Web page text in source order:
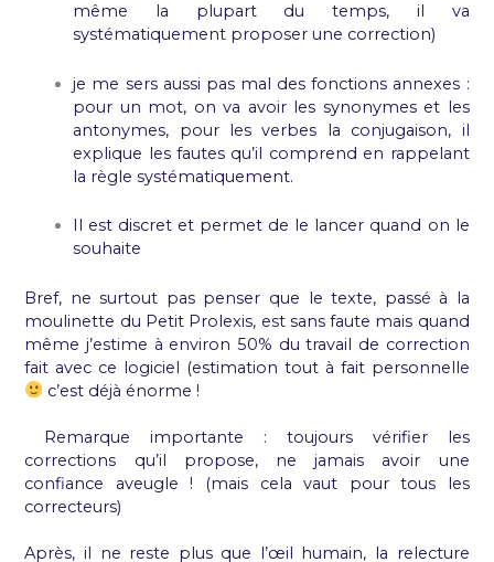
même la plupart du temps, il va
systématiquement proposer une correction)
je me sers aussi pas mal des fonctions annexes :
pour un mot, on va avoir les synonymes et les
antonymes, pour les verbes la conjugaison, il
explique les fautes qu’il comprend en rappelant
la règle systématiquement.
Il est discret et permet de le lancer quand on le
souhaite
Bref, ne surtout pas penser que le texte, passé à la
moulinette du Petit Prolexis, est sans faute mais quand
même j’estime à environ 50% du travail de correction
fait avec ce logiciel (estimation tout à fait personnelle
c’est déjà énorme !
Remarque importante : toujours vérifier les
corrections qu’il propose, ne jamais avoir une
confiance aveugle ! (mais cela vaut pour tous les
correcteurs)
Après, il ne reste plus que l’œil humain, la relecture